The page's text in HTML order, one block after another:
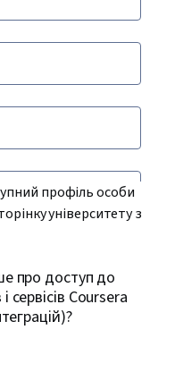
профіль особи
університету з
про доступ до
сервісів Coursera